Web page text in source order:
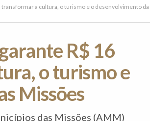
a cultura, o turismo e o desenvolvimento da
R$ 16
o turismo e
Missões
das Missões (AMM)